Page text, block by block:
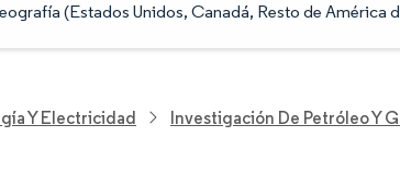
(Estados Unidos, Canadá, Resto de América
Y Electricidad Investigación De Petróleo Y